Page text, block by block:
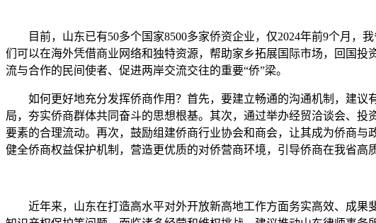
目前，山东已有50多个国家8500多家侨资企业，仅2024年前9个月，
们可以在海外凭借商业网络和独特资源，帮助家乡拓展国际市场，回国
流与合作的民间使者、促进两岸交流交往的重要“侨”梁。
如何更好地充分发挥侨商作用？首先，要建立畅通的沟通机制，建议
局，夯实侨商群体共同奋斗的思想根基。其次，通过举办经贸洽谈会、
要素的合理流动。再次，鼓励组建侨商行业协会和商会，让其成为侨商
健全侨商权益保护机制，营造更优质的对侨营商环境，引导侨商在我省高
近年来，山东在打造高水平对外开放新高地工作方面务实高效、成果